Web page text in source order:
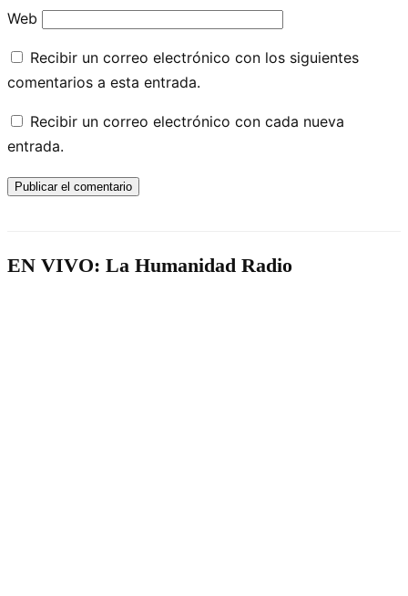
Web
Recibir un correo electrónico con los siguientes
comentarios a esta entrada.
Recibir un correo electrónico con cada nueva
entrada.
EN VIVO: La Humanidad Radio